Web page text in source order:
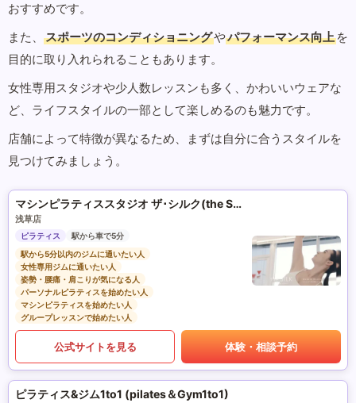
おすすめです。
また、
スポーツのコンディショニングやパフォーマンス向上 を
目的に取り入れられることもあります。
女性専用スタジオや少人数レッスンも多く、かわいいウェアな
ど、ライフスタイルの一部として楽しめるのも魅力です。
店舗によって特徴が異なるため、まずは自分に合うスタイルを
見つけてみましょう。
マシンピラティススタジオ ザ･シルク(the SILK)
浅草店
ピラティス
駅から車で5分
駅から5分以内のジムに通いたい人
女性専用ジムに通いたい人
姿勢・腰痛・肩こりが気になる人
パーソナルピラティスを始めたい人
マシンピラティスを始めたい人
グループレッスンで始めたい人
公式サイトを見る 体験・相談予約
ピラティス&ジム1to1 (pilates＆Gym1to1)